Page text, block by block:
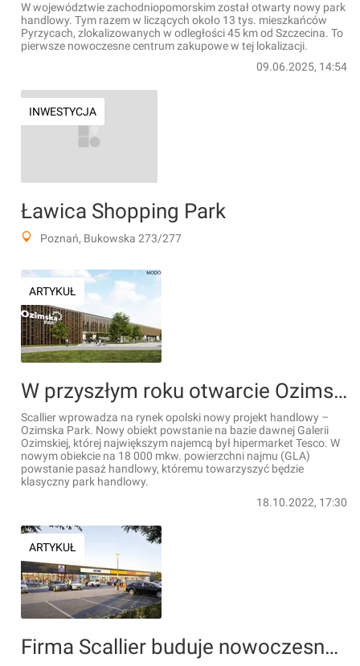
W województwie zachodniopomorskim został otwarty nowy park
handlowy. Tym razem w liczących około 13 tys. mieszkańców
Pyrzycach, zlokalizowanych w odległości 45 km od Szczecina. To
pierwsze nowoczesne centrum zakupowe w tej lokalizacji.
09.06.2025, 14:54
INWESTYCJA
Ławica Shopping Park
Poznań, Bukowska 273/277
ARTYKUŁ
W przyszłym roku otwarcie Ozimska Park w Opolu [WIZUALIZACJE]
Scallier wprowadza na rynek opolski nowy projekt handlowy –
Ozimska Park. Nowy obiekt powstanie na bazie dawnej Galerii
Ozimskiej, której największym najemcą był hipermarket Tesco. W
nowym obiekcie na 18 000 mkw. powierzchni najmu (GLA)
powstanie pasaż handlowy, któremu towarzyszyć będzie
klasyczny park handlowy.
18.10.2022, 17:30
ARTYKUŁ
Firma Scallier buduje nowoczesny park handlowy na Dolnym Śląsku